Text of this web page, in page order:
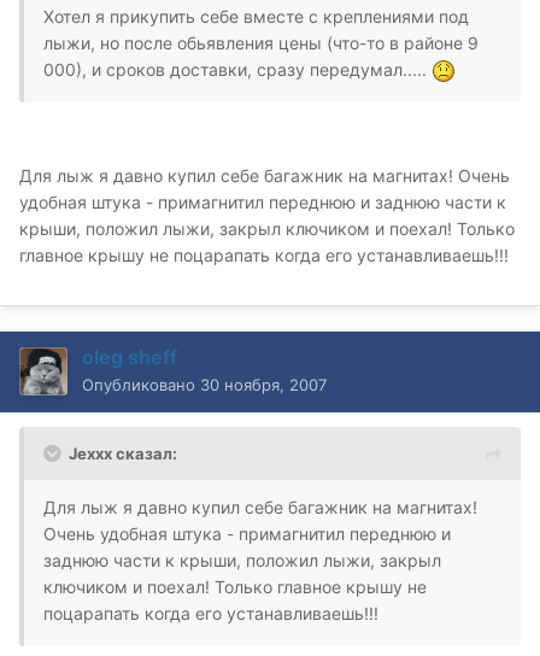
Хотел я прикупить себе вместе с креплениями под
лыжи, но после обьявления цены (что-то в районе 9
000), и сроков доставки, сразу передумал.....
Для лыж я давно купил себе багажник на магнитах! Очень
удобная штука - примагнитил переднюю и заднюю части к
крыши, положил лыжи, закрыл ключиком и поехал! Только
главное крышу не поцарапать когда его устанавливаешь!!!
oleg sheff
Опубликовано 30 ноября, 2007
Jexxx сказал:
Для лыж я давно купил себе багажник на магнитах!
Очень удобная штука - примагнитил переднюю и
заднюю части к крыши, положил лыжи, закрыл
ключиком и поехал! Только главное крышу не
поцарапать когда его устанавливаешь!!!